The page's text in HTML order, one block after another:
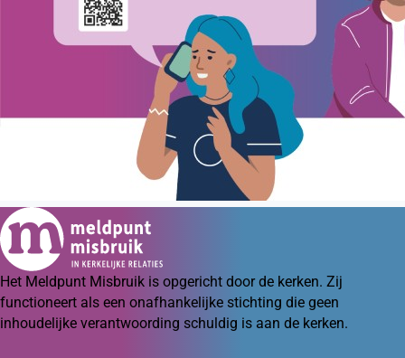
Het Meldpunt Misbruik is opgericht door de kerken. Zij
functioneert als een onafhankelijke stichting die geen
inhoudelijke verantwoording schuldig is aan de kerken.